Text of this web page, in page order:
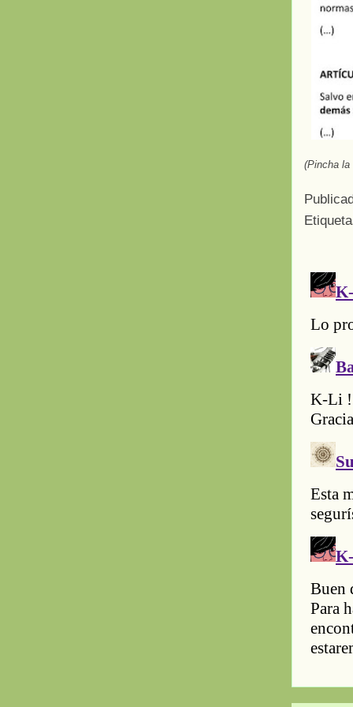
(Pincha la